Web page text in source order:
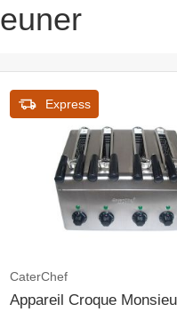
Express
CaterChef
Appareil Croque